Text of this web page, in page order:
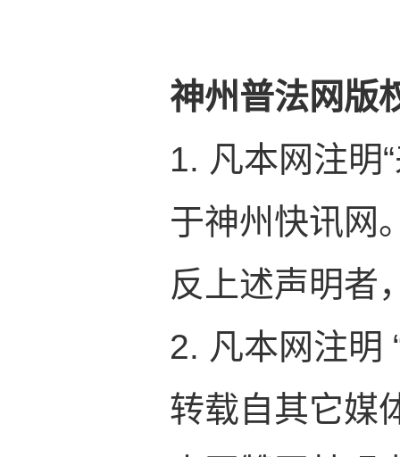
神州普法网版
1. 凡本网注明
于神州快讯网
反上述声明者
2. 凡本网注明
转载自其它媒